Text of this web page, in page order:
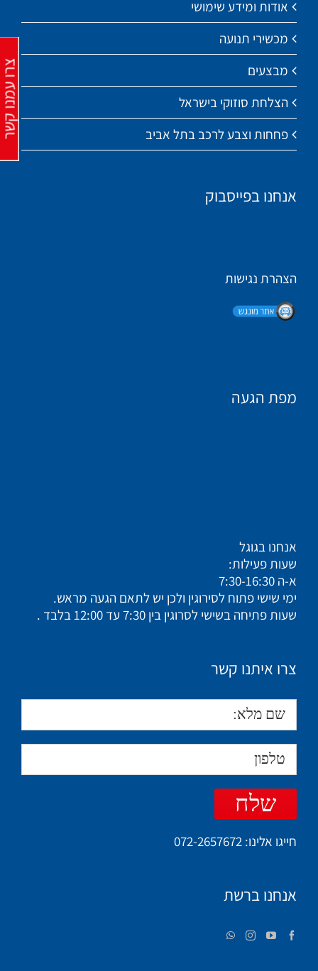
אודות ומידע שימושי
מכשירי תנועה
מבצעים
הצלחת סוזוקי בישראל
פחחות וצבע לרכב בתל אביב
אנחנו בפייסבוק
הצהרת נגישות
מפת הגעה
אנחנו בגוגל
שעות פעילות:
א-ה 7:30-16:30
ימי שישי פתוח לסירוגין ולכן יש לתאם הגעה מראש.
שעות פתיחה בשישי לסרוגין בין 7:30 עד 12:00 בלבד .
צרו איתנו קשר
חייגו אלינו: 072-2657672
אנחנו ברשת
צרו